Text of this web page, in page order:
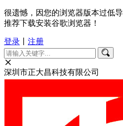
很遗憾，因您的浏览器版本过低
推荐下载安装谷歌浏览器！
登录 注册
深圳市正大昌科技有限公司